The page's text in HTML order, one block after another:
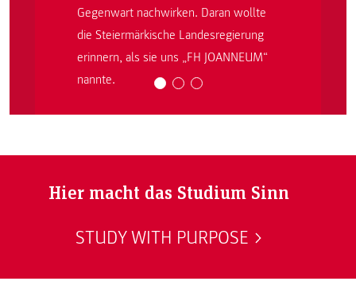
Gegenwart nachwirken. Daran wollte
die Steiermärkische Landesregierung
erinnern, als sie uns „FH JOANNEUM“
nannte.
Hier macht das Studium Sinn
STUDY WITH PURPOSE